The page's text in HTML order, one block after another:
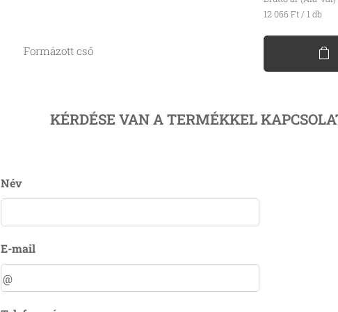
Formázott cső
12 066 Ft / 1 db
KÉRDÉSE VAN A TERMÉKKEL
Név
E-mail